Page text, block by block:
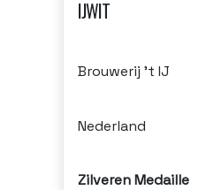
IJWIT
Brouwerij 't IJ
Nederland
Zilveren Medaille